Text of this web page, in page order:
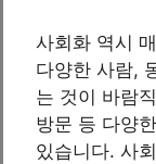
사회화 역시
다양한 사람,
는 것이 바람
방문 등 다양
있습니다. 사